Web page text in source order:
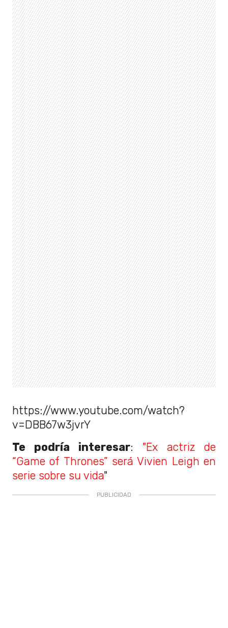
https://www.youtube.com/watch?
v=DBB67w3jvrY
Te podría interesar: "Ex actriz de
“Game of Thrones” será Vivien Leigh en
serie sobre su vida"